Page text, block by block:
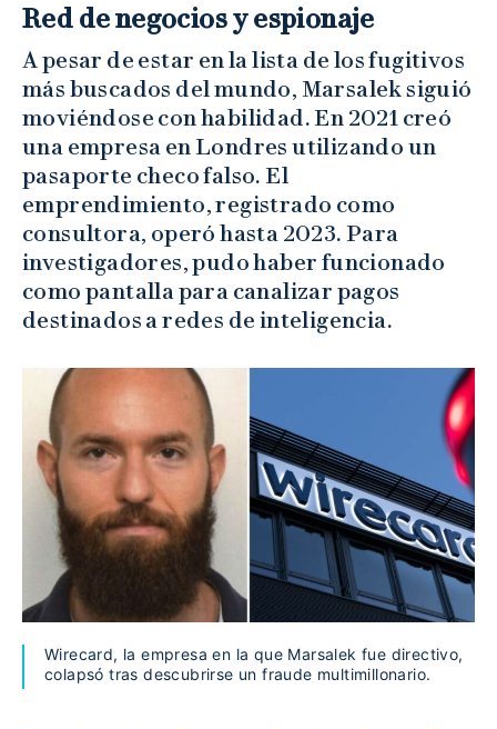
Red de negocios y espionaje
A pesar de estar en la lista de los fugitivos
más buscados del mundo, Marsalek siguió
moviéndose con habilidad. En 2021 creó
una empresa en Londres utilizando un
pasaporte checo falso. El
emprendimiento, registrado como
consultora, operó hasta 2023. Para
investigadores, pudo haber funcionado
como pantalla para canalizar pagos
destinados a redes de inteligencia.
Wirecard, la empresa en la que Marsalek fue directivo,
colapsó tras descubrirse un fraude multimillonario.